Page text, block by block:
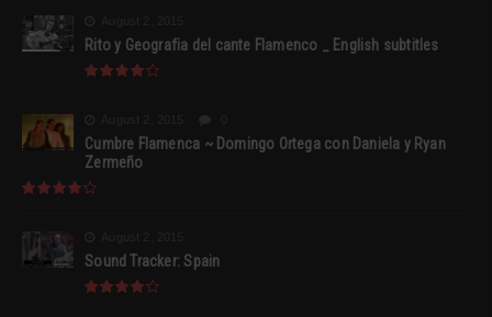
Rito y Geografia del cante Flamenco _ English subtitles
Cumbre Flamenca ~ Domingo Ortega con Daniela y Ryan
Zermeño
Sound Tracker: Spain